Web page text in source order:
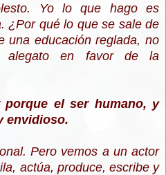
Yo lo que hago es
¿Por qué lo que se sale de
una educación reglada, no
alegato en favor de la
porque el ser humano, y
envidioso.
Pero vemos a un actor
actúa, produce, escribe y